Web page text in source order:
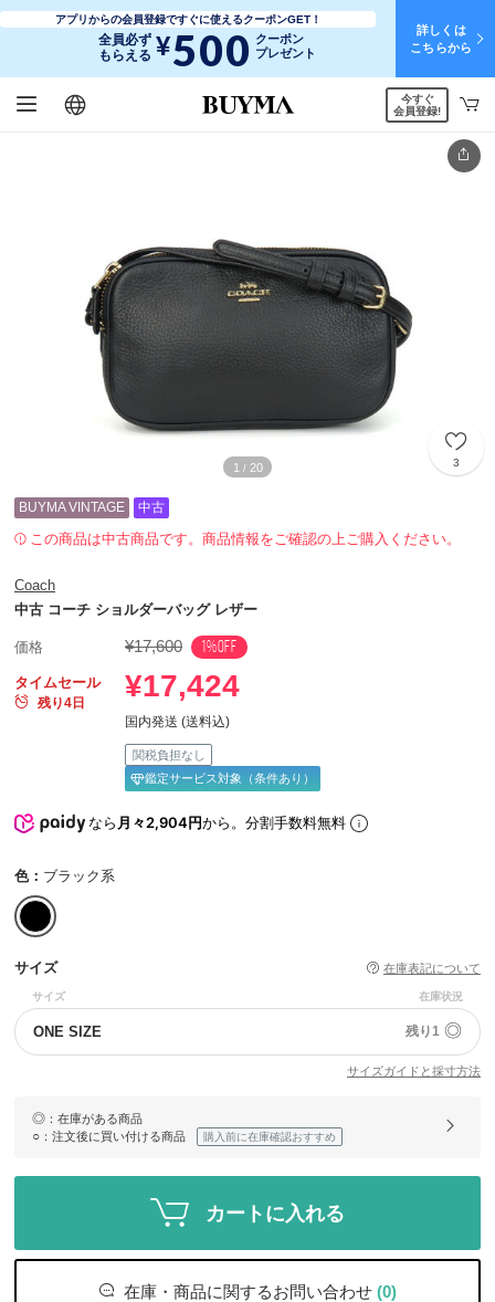
アプリからの会員登録ですぐに使えるクーポンGET！
全員必ず
もらえる ¥500 クーポン
プレゼント
詳しくは
こちらから
日本語
English
简体中文
繁體中文
今すぐ
会員登録!
1 / 20 3
BUYMA VINTAGE 中古
この商品は中古商品です。商品情報をご確認の上ご購入ください。
Coach
中古 コーチ ショルダーバッグ レザー
価格 ¥17,600 1%OFF
タイムセール
残り4日
¥17,424
国内発送 (送料込)
関税負担なし
鑑定サービス対象（条件あり）
なら月々2,904円から。分割手数料無料
色： ブラック系
サイズ 在庫表記について
サイズ 在庫状況
ONE SIZE 残り1 ◎
サイズガイドと採寸方法
◎ ：在庫がある商品
○ ：注文後に買い付ける商品 購入前に在庫確認おすすめ
カートに入れる
在庫・商品に関するお問い合わせ (0)